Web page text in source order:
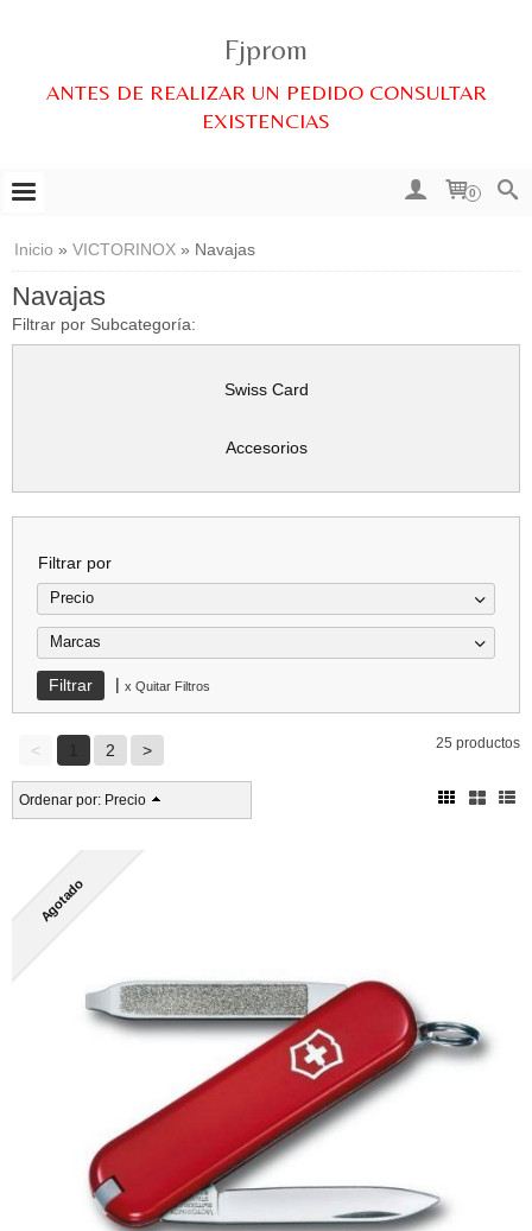
Fjprom
ANTES DE REALIZAR UN PEDIDO CONSULTAR
EXISTENCIAS
0
Inicio » VICTORINOX » Navajas
Navajas
Filtrar por Subcategoría:
Swiss Card
Accesorios
Filtrar por
Precio
Marcas
x Quitar Filtros
< 2 > 25 productos
Ordenar por: Precio
Agotado